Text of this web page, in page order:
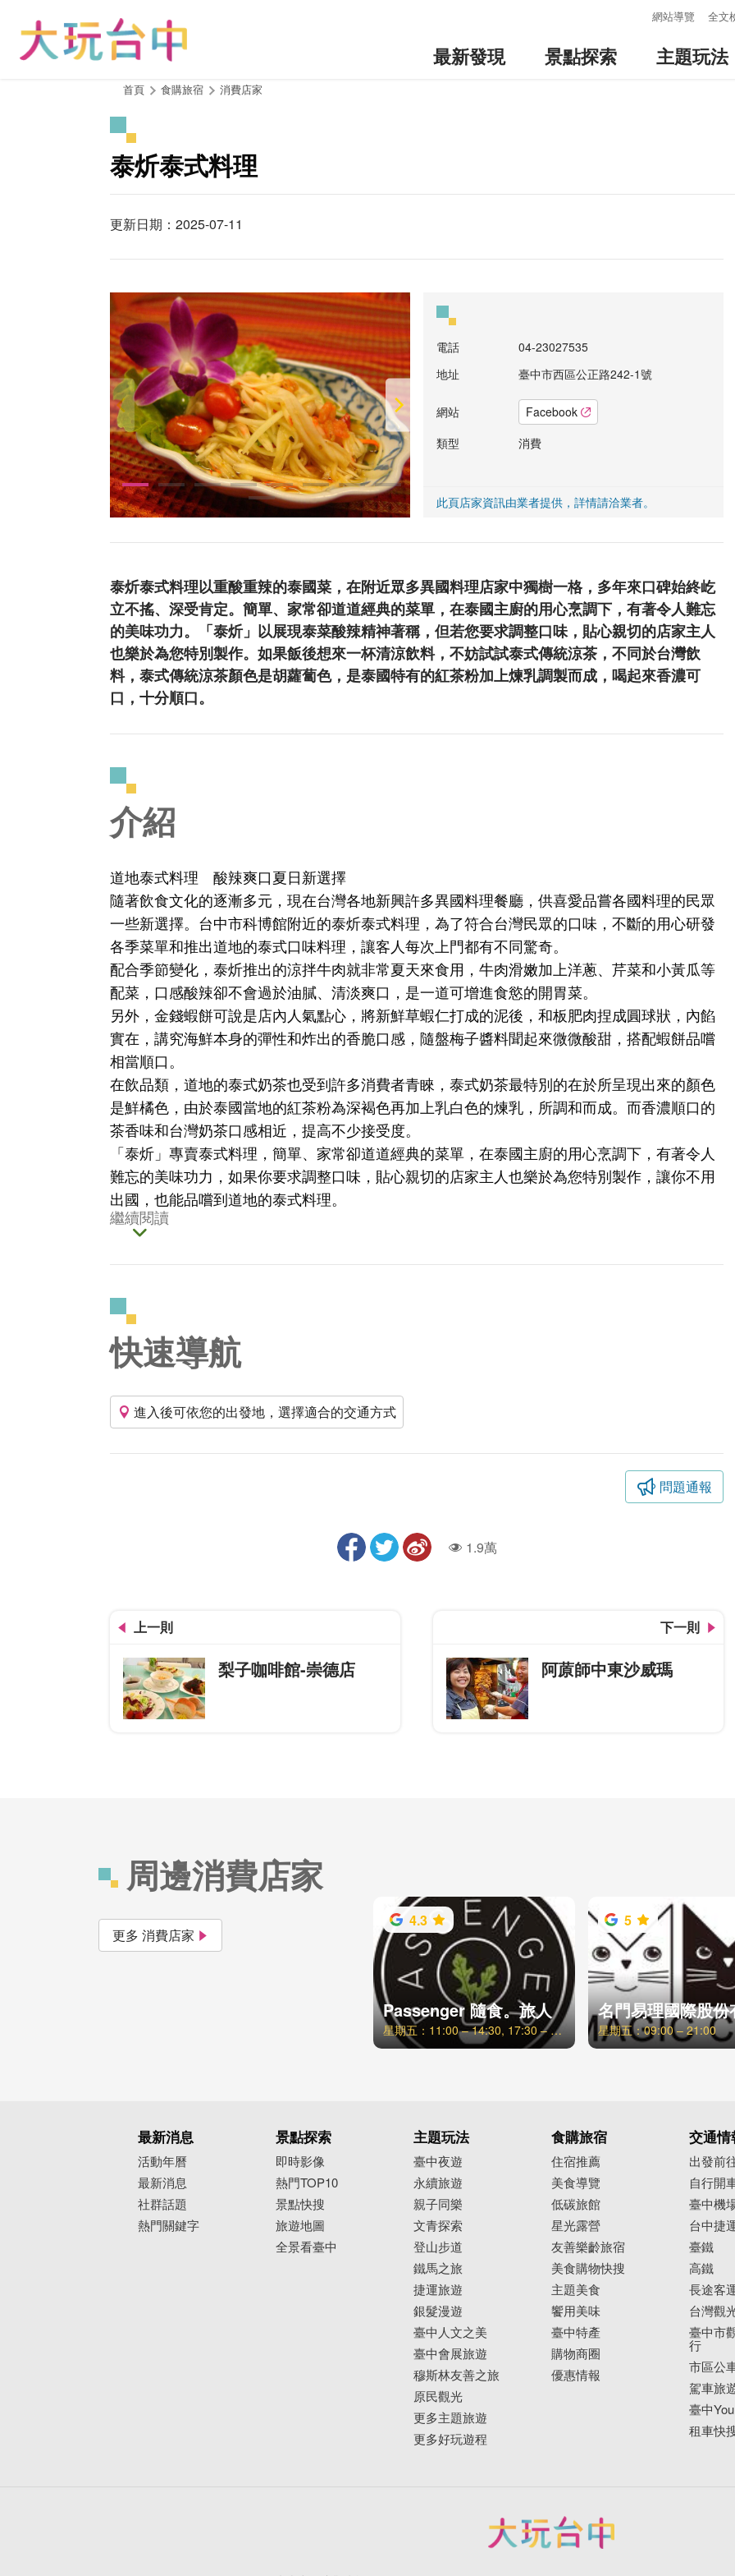
網站導覽 全文
最新發現 景點探索 主題玩法
首頁 食購旅宿 消費店家
泰炘泰式料理
更新日期：2025-07-11
電話
04-23027535
地址
臺中市西區公正路242-1號
網站
Facebook
類型
消費
此頁店家資訊由業者提供，詳情請洽業者。
泰炘泰式料理以重酸重辣的泰國菜，在附近眾多異國料理店家中獨樹一格，多年來口碑始終屹
立不搖、深受肯定。簡單、家常卻道道經典的菜單，在泰國主廚的用心烹調下，有著令人難忘
的美味功力。「泰炘」以展現泰菜酸辣精神著稱，但若您要求調整口味，貼心親切的店家主人
也樂於為您特別製作。如果飯後想來一杯清涼飲料，不妨試試泰式傳統涼茶，不同於台灣飲
料，泰式傳統涼茶顏色是胡蘿蔔色，是泰國特有的紅茶粉加上煉乳調製而成，喝起來香濃可
口，十分順口。
介紹
道地泰式料理 酸辣爽口夏日新選擇
隨著飲食文化的逐漸多元，現在台灣各地新興許多異國料理餐廳，供喜愛品嘗各國料理的民眾
一些新選擇。台中市科博館附近的泰炘泰式料理，為了符合台灣民眾的口味，不斷的用心研發
各季菜單和推出道地的泰式口味料理，讓客人每次上門都有不同驚奇。
配合季節變化，泰炘推出的涼拌牛肉就非常夏天來食用，牛肉滑嫩加上洋蔥、芹菜和小黃瓜等
配菜，口感酸辣卻不會過於油膩、清淡爽口，是一道可增進食慾的開胃菜。
另外，金錢蝦餅可說是店內人氣點心，將新鮮草蝦仁打成的泥後，和板肥肉捏成圓球狀，內餡
實在，講究海鮮本身的彈性和炸出的香脆口感，隨盤梅子醬料聞起來微微酸甜，搭配蝦餅品嚐
相當順口。
在飲品類，道地的泰式奶茶也受到許多消費者青睞，泰式奶茶最特別的在於所呈現出來的顏色
是鮮橘色，由於泰國當地的紅茶粉為深褐色再加上乳白色的煉乳，所調和而成。而香濃順口的
茶香味和台灣奶茶口感相近，提高不少接受度。
「泰炘」專賣泰式料理，簡單、家常卻道道經典的菜單，在泰國主廚的用心烹調下，有著令人
難忘的美味功力，如果你要求調整口味，貼心親切的店家主人也樂於為您特別製作，讓你不用
出國，也能品嚐到道地的泰式料理。
繼續閱讀
快速導航
進入後可依您的出發地，選擇適合的交通方式
問題通報
人氣1.9萬
上一則
梨子咖啡館-崇德店
下一則
阿蒝師中東沙威瑪
周邊消費店家
更多 消費店家
4.3
Passenger 隨食。旅人
星期五：11:00 – 14:30, 17:30 – 21:00
5
星期五：09:00 – 21:00
最新消息
活動年曆
最新消息
社群話題
熱門關鍵字
景點探索
即時影像
熱門TOP10
景點快搜
旅遊地圖
全景看臺中
主題玩法
臺中夜遊
永續旅遊
親子同樂
文青探索
登山步道
鐵馬之旅
捷運旅遊
銀髮漫遊
臺中人文之美
臺中會展旅遊
穆斯林友善之旅
原民觀光
更多主題旅遊
更多好玩遊程
食購旅宿
住宿推薦
美食導覽
低碳旅館
星光露營
友善樂齡旅宿
美食購物快搜
主題美食
饗用美味
臺中特產
購物商圈
優惠情報
交通情
出發前
自行開
臺中機
台中捷
臺鐵
高鐵
長途客
台灣觀
臺中市
行
市區公
駕車旅
臺中
租車快